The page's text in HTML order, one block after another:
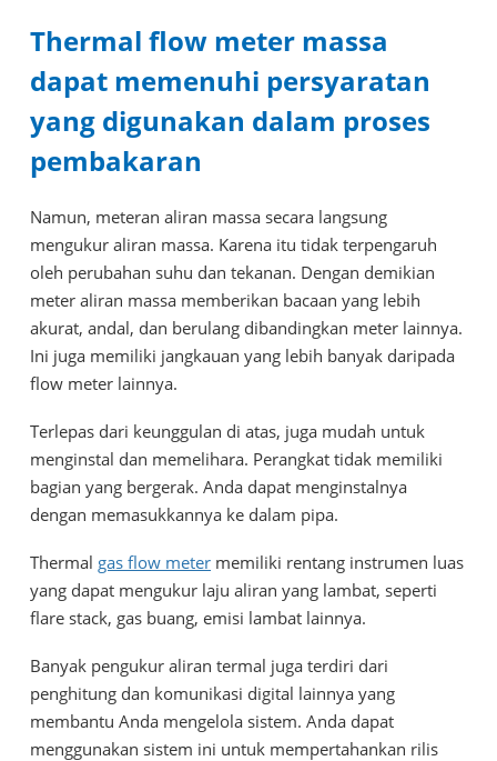
Thermal flow meter massa
dapat memenuhi persyaratan
yang digunakan dalam proses
pembakaran
Namun, meteran aliran massa secara langsung
mengukur aliran massa. Karena itu tidak terpengaruh
oleh perubahan suhu dan tekanan. Dengan demikian
meter aliran massa memberikan bacaan yang lebih
akurat, andal, dan berulang dibandingkan meter lainnya.
Ini juga memiliki jangkauan yang lebih banyak daripada
flow meter lainnya.
Terlepas dari keunggulan di atas, juga mudah untuk
menginstal dan memelihara. Perangkat tidak memiliki
bagian yang bergerak. Anda dapat menginstalnya
dengan memasukkannya ke dalam pipa.
Thermal gas flow meter memiliki rentang instrumen luas
yang dapat mengukur laju aliran yang lambat, seperti
flare stack, gas buang, emisi lambat lainnya.
Banyak pengukur aliran termal juga terdiri dari
penghitung dan komunikasi digital lainnya yang
membantu Anda mengelola sistem. Anda dapat
menggunakan sistem ini untuk mempertahankan rilis